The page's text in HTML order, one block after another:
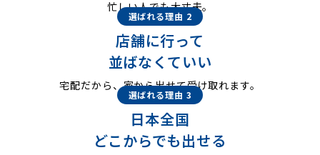
忙しい人でも大丈夫。
選ばれる理由 2
店舗に行って
並ばなくていい
宅配だから、家から出せて受け取れます。
選ばれる理由 3
日本全国
どこからでも出せる